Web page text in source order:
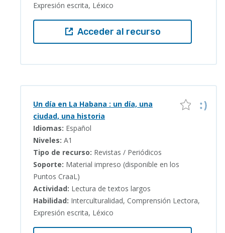
Expresión escrita, Léxico
Acceder al recurso
Un día en La Habana : un día, una
ciudad, una historia
Idiomas: Español
Niveles: A1
Tipo de recurso: Revistas / Periódicos
Soporte: Material impreso (disponible en los
Puntos CraaL)
Actividad: Lectura de textos largos
Habilidad: Interculturalidad, Comprensión Lectora,
Expresión escrita, Léxico